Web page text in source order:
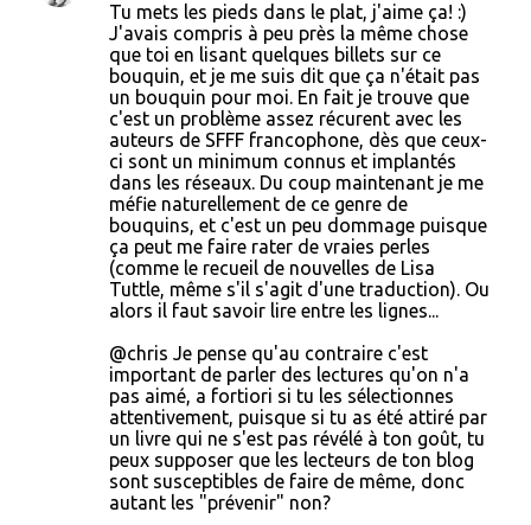
Tu mets les pieds dans le plat, j'aime ça! :)
J'avais compris à peu près la même chose
que toi en lisant quelques billets sur ce
bouquin, et je me suis dit que ça n'était pas
un bouquin pour moi. En fait je trouve que
c'est un problème assez récurent avec les
auteurs de SFFF francophone, dès que ceux-
ci sont un minimum connus et implantés
dans les réseaux. Du coup maintenant je me
méfie naturellement de ce genre de
bouquins, et c'est un peu dommage puisque
ça peut me faire rater de vraies perles
(comme le recueil de nouvelles de Lisa
Tuttle, même s'il s'agit d'une traduction). Ou
alors il faut savoir lire entre les lignes...
@chris Je pense qu'au contraire c'est
important de parler des lectures qu'on n'a
pas aimé, a fortiori si tu les sélectionnes
attentivement, puisque si tu as été attiré par
un livre qui ne s'est pas révélé à ton goût, tu
peux supposer que les lecteurs de ton blog
sont susceptibles de faire de même, donc
autant les "prévenir" non?